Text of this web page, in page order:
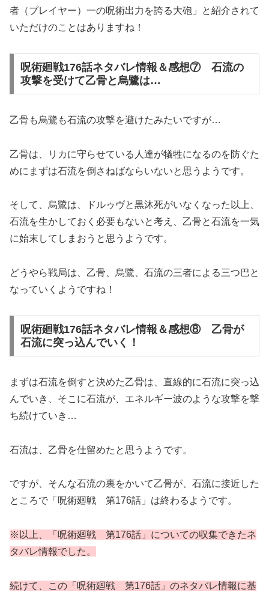
者（プレイヤー）一の呪術出力を誇る大砲」と紹介されて
いただけのことはありますね！
呪術廻戦176話ネタバレ情報＆感想⑦ 石流の
攻撃を受けて乙骨と烏鷺は…
乙骨も烏鷺も石流の攻撃を避けたみたいですが…
乙骨は、リカに守らせている人達が犠牲になるのを防ぐた
めにまずは石流を倒さねばならいないと思うようです。
そして、烏鷺は、ドルゥヴと黒沐死がいなくなった以上、
石流を生かしておく必要もないと考え、乙骨と石流を一気
に始末してしまおうと思うようです。
どうやら戦局は、乙骨、烏鷺、石流の三者による三つ巴と
なっていくようですね！
呪術廻戦176話ネタバレ情報＆感想⑧ 乙骨が
石流に突っ込んでいく！
まずは石流を倒すと決めた乙骨は、直線的に石流に突っ込
んでいき、そこに石流が、エネルギー波のような攻撃を撃
ち続けていき…
石流は、乙骨を仕留めたと思うようです。
ですが、そんな石流の裏をかいて乙骨が、石流に接近した
ところで「呪術廻戦 第176話」は終わるようです。
※以上、「呪術廻戦 第176話」についての収集できたネ
タバレ情報でした。
続けて、この「呪術廻戦 第176話」のネタバレ情報に基